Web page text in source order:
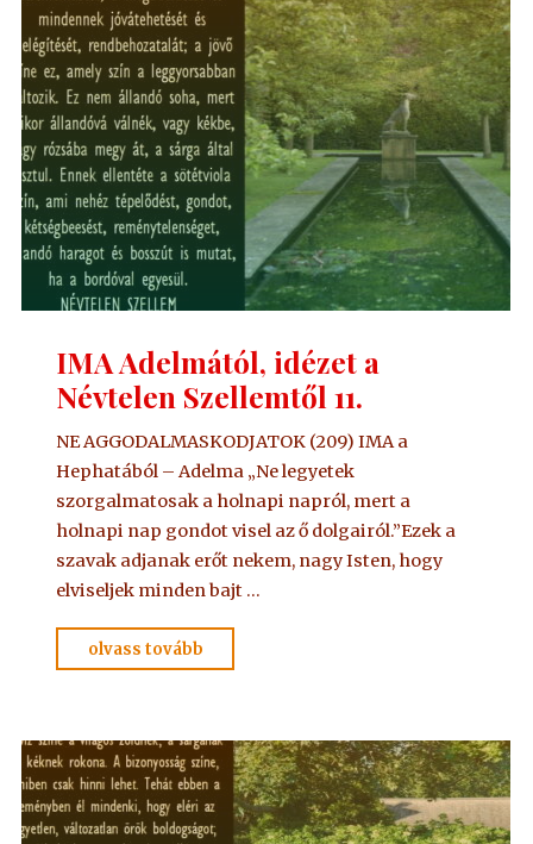
IMA Adelmától, idézet a
Névtelen Szellemtől 11.
NE AGGODALMASKODJATOK (209) IMA a
Hephatából – Adelma „Ne legyetek
szorgalmatosak a holnapi napról, mert a
holnapi nap gondot visel az ő dolgairól.”Ezek a
szavak adjanak erőt nekem, nagy Isten, hogy
elviseljek minden bajt …
olvass tovább
Adelmától,
a
Névtelen
Szellemtől
11."